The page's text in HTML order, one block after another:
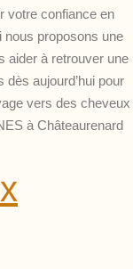
votre confiance en
nous proposons une
aider à retrouver une
aujourd’hui pour
vers des cheveux
à Châteaurenard